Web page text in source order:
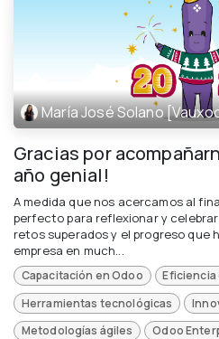
María José Solano
Gracias por
año genial!
A medida que nos acercamos al
perfecto para reflexionar y
retos superados y el progreso que
empresa en much...
Capacitación en Odoo
Eficiencia
Herramientas tecnológicas
Metodologías ágiles
Odoo